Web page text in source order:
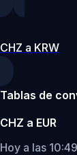
CHZ a KRW
Tablas de
CHZ a EUR
Hoy a las